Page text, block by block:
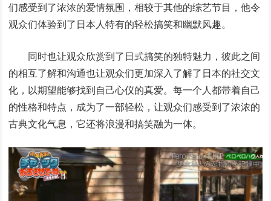
们感受到了浓浓的爱情氛围，相较于其他的综艺节目，他令
观众们体验到了日本人特有的轻松搞笑和幽默风趣。
同时也让观众欣赏到了日式搞笑的独特魅力，彼此之间
的相互了解和沟通也让观众们更加深入了解了日本的社交文
化，以期望能够找到自己心仪的真爱。每一个人都带着自己
的性格和特点，成为了一部轻松，让观众们感受到了浓浓的
古典文化气息，它还将浪漫和搞笑融为一体。